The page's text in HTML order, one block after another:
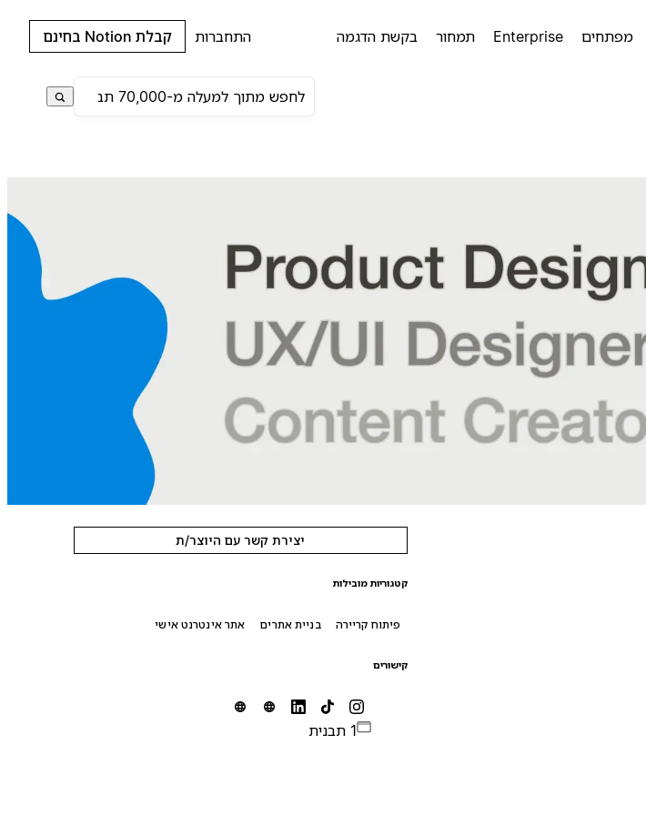
מפתחים Enterprise תמחור בקשת הדגמה התחברות קבלת Notion בחינם
יצירת קשר עם היוצר/ת
קטגוריות מובילות
פיתוח קריירה בניית אתרים אתר אינטרנט אישי
קישורים
1 תבנית